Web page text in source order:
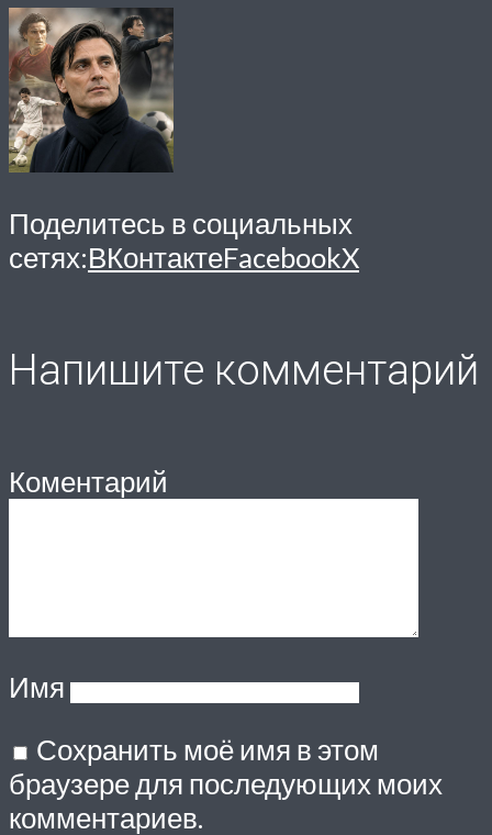
Поделитесь в социальных
сетях:ВКонтактеFacebookX
Напишите комментарий
Коментарий
Имя
Сохранить моё имя в этом
браузере для последующих моих
комментариев.